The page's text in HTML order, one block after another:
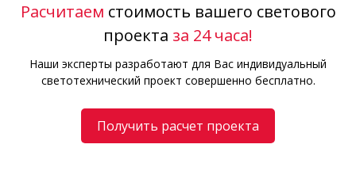
Расчитаем стоимость вашего светового
проекта за 24 часа!
Наши эксперты разработают для Вас индивидуальный
светотехнический проект совершенно бесплатно.
Получить расчет проекта